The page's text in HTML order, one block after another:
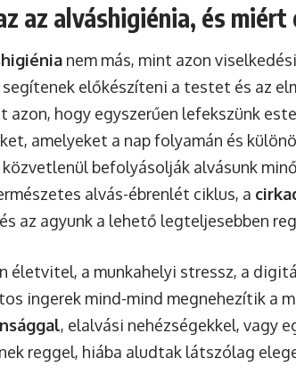
az alváshigiénia, és
nem más, mint azon
segítenek előkészíteni a testet és az
azon, hogy egyszerűen lefekszünk
amelyeket a nap folyamán és
közvetlenül befolyásolják alvásunk
alvás-ébrenlét ciklus, a
az agyunk a lehető legteljesebben
életvitel, a munkahelyi stressz, a
ingerek mind-mind megnehezítik a
, elalvási nehézségekkel, vagy
reggel, hiába aludtak látszólag